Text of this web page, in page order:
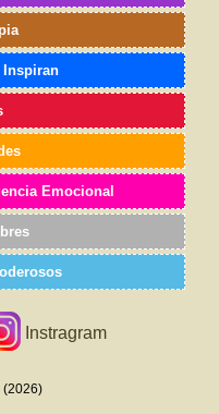
Inspiran
Emocional
Instragram
(2026)